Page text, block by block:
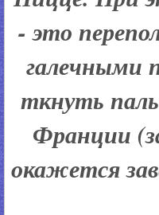
- это
галечными
ткнуть
Франции
окажется